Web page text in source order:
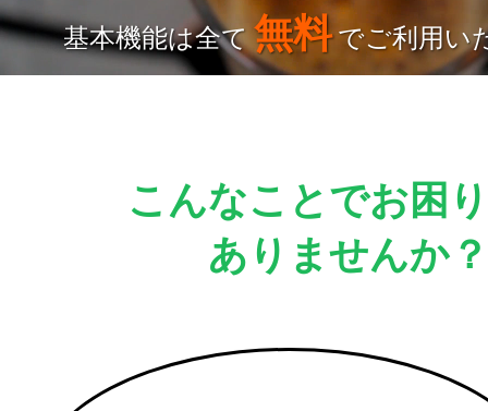
基本機能は全て 無料 でご利用い
こんなことでお困
ありませんか？